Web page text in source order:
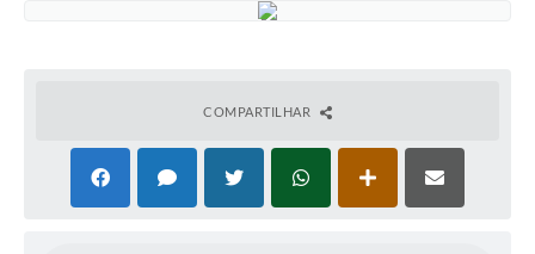
Arquivos para Download
COMPARTILHAR